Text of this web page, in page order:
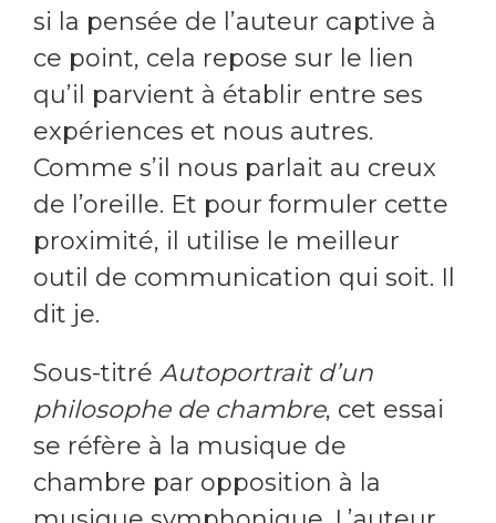
si la pensée de l’auteur captive à
ce point, cela repose sur le lien
qu’il parvient à établir entre ses
expériences et nous autres.
Comme s’il nous parlait au creux
de l’oreille. Et pour formuler cette
proximité, il utilise le meilleur
outil de communication qui soit. Il
dit je.
Sous-titré Autoportrait d’un
philosophe de chambre, cet essai
se réfère à la musique de
chambre par opposition à la